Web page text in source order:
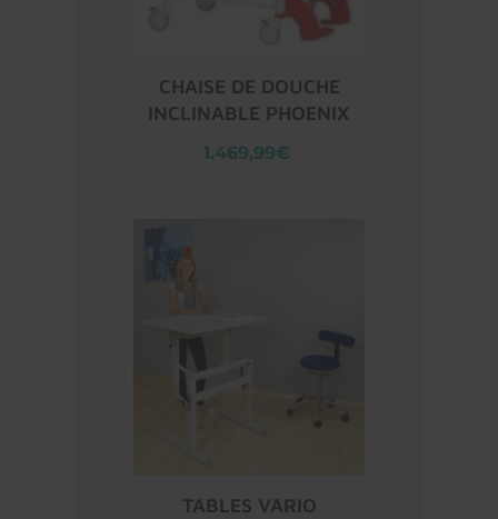
CHAISE DE DOUCHE
INCLINABLE PHOENIX
1.469,99€
TABLES VARIO